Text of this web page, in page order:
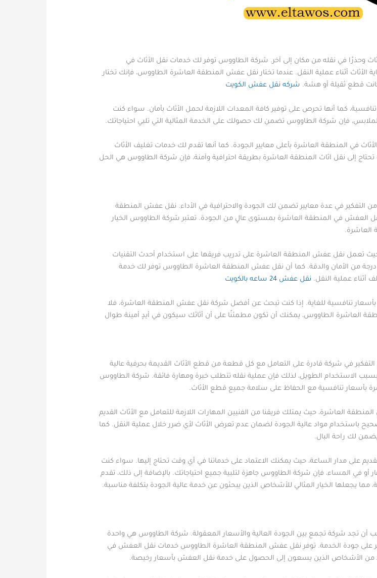
وحذرًا في نقله من مكان إلى آخر. شركة الطاووس توفر لك خدمات نقل الأثاث في
أثناء عملية النقل. عندما تختار نقل عفش المنطقة العاشرة الطاووس، فإنك تختار
كانت قطع ثقيلة أو هشة. شركه نقل عفش الكويت
كما أنها تحرص على توفير كافة المعدات اللازمة لحمل الأثاث بأمان. سواء كنت
فإن شركة الطاووس تضمن لك حصولك على الخدمة المثالية التي تلبي احتياجاتك.
في المنطقة العاشرة بأعلى معايير الجودة. كما أنها تقدم لك خدمات تغليف الأثاث
إلى نقل اثاث المنطقة العاشرة بطريقة احترافية وآمنة، فإن شركة الطاووس هي الحل
في عدة معايير تضمن لك الجودة والاحترافية في الأداء. نقل عفش المنطقة
العفش في المنطقة العاشرة بمستوى عالٍ من الجودة. تعتبر شركة الطاووس الخيار
العاشرة.
تعمل نقل عفش المنطقة العاشرة على تدريب فريقها على استخدام أحدث التقنيات
من الأمان والدقة. كما أن نقل عفش المنطقة العاشرة الطاووس توفر لك خدمة
أثناء عملية النقل. نقل عفش 24 ساعه بالكويت
تنافسية للغاية. إذا كنت تبحث عن أفضل شركة نقل عفش المنطقة العاشرة، فلا
الطاووس، يمكنك أن تكون مطمئنًا على أن أثاثك سيكون في أيدٍ أمينة طوال
التفكير في شركة قادرة على التعامل مع كل قطعة من قطع الأثاث القديمة بحرفية عالية
الاستخدام الطويل، لذلك فإن عملية نقله تتطلب خبرة ومهارة فائقة. شركة الطاووس
بأسعار تنافسية مع الحفاظ على سلامة جميع قطع الأثاث.
العاشرة، حيث يمتلك فريقنا من الفنيين المهارات اللازمة للتعامل مع الأثاث القديم
باستخدام مواد عالية الجودة لضمان عدم تعرض الأثاث لأي ضرر خلال عملية النقل. كما
لك راحة البال.
على مدار الساعة، حيث يمكنك الاعتماد على خدماتنا في أي وقت تحتاج إليها. سواء كنت
أو في المساء، فإن شركة الطاووس جاهزة لتلبية جميع احتياجاتك. بالإضافة إلى ذلك، تقدم
يجعلها الخيار المثالي للأشخاص الذين يبحثون عن خدمة عالية الجودة بتكلفة مناسبة.
تجد شركة تجمع بين الجودة العالية والأسعار المعقولة. شركة الطاووس هي واحدة
على جودة الخدمة. توفر نقل عفش المنطقة العاشرة الطاووس خدمات نقل العفش في
من الأشخاص الذين يسعون إلى الحصول على خدمة نقل العفش بأسعار رخيصة.